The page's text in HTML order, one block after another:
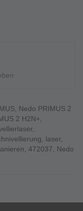
, Nedo PRIMUS 2
2 H2N+,
,
, laser,
, 472037, Nedo